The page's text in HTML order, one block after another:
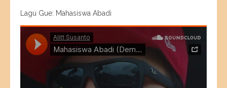
Lagu Gue: Mahasiswa Abadi